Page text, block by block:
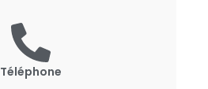
Téléphone